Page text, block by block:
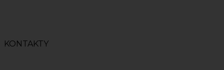
KONTAKTY